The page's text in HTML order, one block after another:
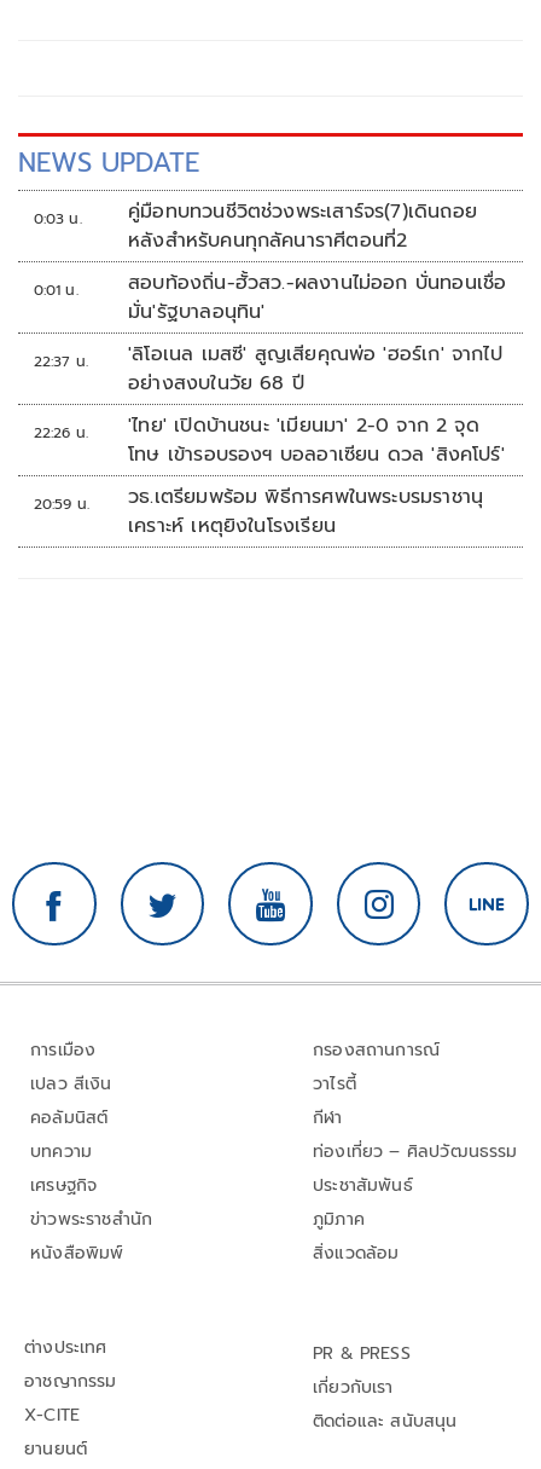
NEWS UPDATE
0:03 น.
คู่มือทบทวนชีวิตช่วงพระเสาร์จร(7)เดินถอย
หลังสำหรับคนทุกลัคนาราศีตอนที่2
0:01 น.
สอบท้องถิ่น-ฮั้วสว.-ผลงานไม่ออก บั่นทอนเชื่อ
มั่น'รัฐบาลอนุทิน'
22:37 น.
'ลิโอเนล เมสซี' สูญเสียคุณพ่อ 'ฮอร์เก' จากไป
อย่างสงบในวัย 68 ปี
22:26 น.
'ไทย' เปิดบ้านชนะ 'เมียนมา' 2-0 จาก 2 จุด
โทษ เข้ารอบรองฯ บอลอาเซียน ดวล 'สิงคโปร์'
20:59 น.
วธ.เตรียมพร้อม พิธีการศพในพระบรมราชานุ
เคราะห์ เหตุยิงในโรงเรียน
การเมือง
เปลว สีเงิน
คอลัมนิสต์
บทความ
เศรษฐกิจ
ข่าวพระราชสำนัก
หนังสือพิมพ์
กรองสถานการณ์
วาไรตี้
กีฬา
ท่องเที่ยว – ศิลปวัฒนธรรม
ประชาสัมพันธ์
ภูมิภาค
สิ่งแวดล้อม
ต่างประเทศ
อาชญากรรม
X-CITE
ยานยนต์
PR & PRESS
เกี่ยวกับเรา
ติดต่อและ สนับสนุน